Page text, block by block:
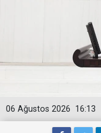
16:13
06 Ağustos 2026